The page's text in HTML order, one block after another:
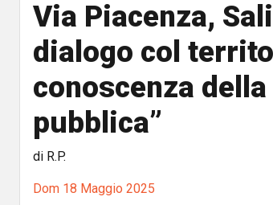
Via Piacenza,
dialogo col
conoscenza
pubblica”
di R.P.
Dom 18 Maggio 2025